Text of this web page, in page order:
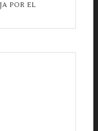
POR EL